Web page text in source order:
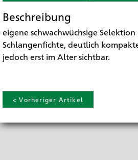
Beschreibung
eigene schwachwüchsige Selektion
Schlangenfichte, deutlich
jedoch erst im Alter sichtbar.
< Vorheriger Artikel